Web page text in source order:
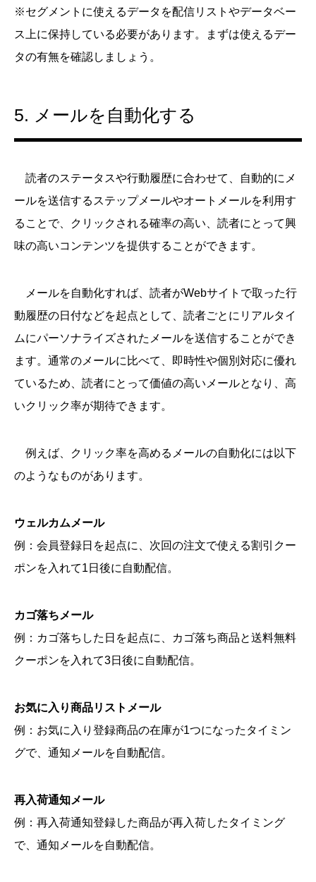
※セグメントに使えるデータを配信リストやデータベー
ス上に保持している必要があります。まずは使えるデー
タの有無を確認しましょう。
5. メールを自動化する
読者のステータスや行動履歴に合わせて、自動的にメ
ールを送信するステップメールやオートメールを利用す
ることで、クリックされる確率の高い、読者にとって興
味の高いコンテンツを提供することができます。
メールを自動化すれば、読者がWebサイトで取った行
動履歴の日付などを起点として、読者ごとにリアルタイ
ムにパーソナライズされたメールを送信することができ
ます。通常のメールに比べて、即時性や個別対応に優れ
ているため、読者にとって価値の高いメールとなり、高
いクリック率が期待できます。
例えば、クリック率を高めるメールの自動化には以下
のようなものがあります。
ウェルカムメール
例：会員登録日を起点に、次回の注文で使える割引クー
ポンを入れて1日後に自動配信。
カゴ落ちメール
例：カゴ落ちした日を起点に、カゴ落ち商品と送料無料
クーポンを入れて3日後に自動配信。
お気に入り商品リストメール
例：お気に入り登録商品の在庫が1つになったタイミン
グで、通知メールを自動配信。
再入荷通知メール
例：再入荷通知登録した商品が再入荷したタイミング
で、通知メールを自動配信。